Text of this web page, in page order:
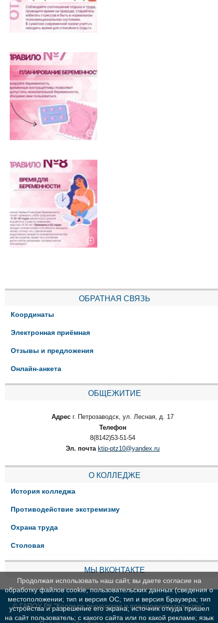
ОБРАТНАЯ СВЯЗЬ
Координаты
Электронная приёмная
Отзывы и предложения
Онлайн-анкета
ОБЩЕЖИТИЕ
Адрес г. Петрозаводск, ул. Лесная, д. 17
Телефон
8(8142)53-51-54
Эл. почта ktip-ptz10@yandex.ru
О КОЛЛЕДЖЕ
История колледжа
Противодействие экстремизму
Охрана труда
Столовая
МЫ ВКОНТАКТЕ
© ГАПОУ РК "Колледж технологии и предпринимательства"
Продолжая использовать наш сайт, вы даете согласие на
обработку файлов cookie, пользовательских данных (сведения о
местоположении; тип и версия ОС; тип и версия Браузера; тип
устройства и разрешение его экрана; источник откуда пришел
на сайт пользователь; с какого сайта или по какой рекламе; язык